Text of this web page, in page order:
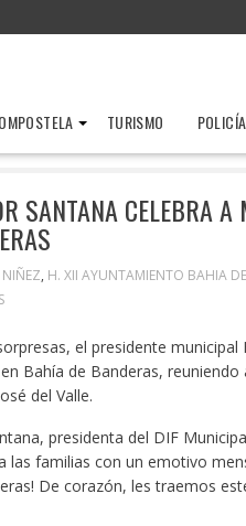
TURISMO
y regalos: Héctor
SANTANA CELEBRA
, H. XII AYUNTAMIENTO BAHIA
el presidente municipal
Bahía de Banderas, reuniendo
del Valle.
presidenta del DIF
familias con un emotivo
De corazón, les traemos